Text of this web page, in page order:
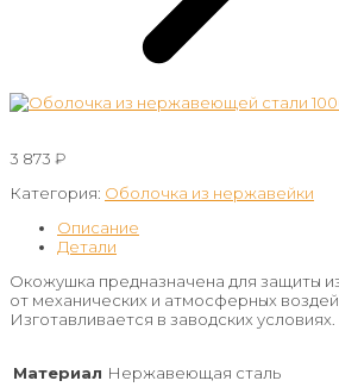
3 873 ₽
Категория: Оболочка из нержавейки
Описание
Детали
Окожушка предназначена для защиты
от механических и атмосферных
Изготавливается в заводских условиях.
Материал Нержавеющая сталь